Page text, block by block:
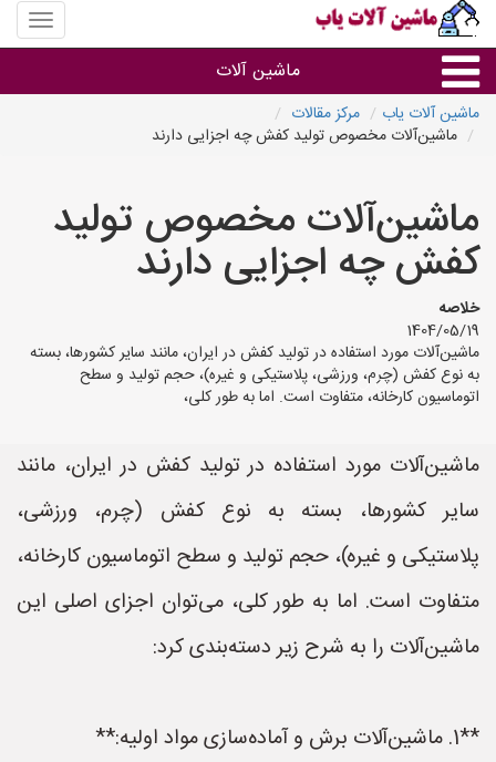
منوی
سایت
آلات
ماشین آلات
ماشین آلات
سایر گروه ها
ماشین آلات
ماشین آلات یاب
مرکز مقالات
ماشین‌آلات مخصوص تولید کفش چه اجزایی دارند
ماشین‌آلات مخصوص تولید
کفش چه اجزایی دارند
خلاصه
1404/05/19
ماشین‌آلات مورد استفاده در تولید کفش در ایران، مانند سایر کشورها، بسته
به نوع کفش (چرم، ورزشی، پلاستیکی و غیره)، حجم تولید و سطح
اتوماسیون کارخانه، متفاوت است. اما به طور کلی،
ماشین‌آلات مورد استفاده در تولید کفش در ایران، مانند
سایر کشورها، بسته به نوع کفش (چرم، ورزشی،
پلاستیکی و غیره)، حجم تولید و سطح اتوماسیون کارخانه،
متفاوت است. اما به طور کلی، می‌توان اجزای اصلی این
ماشین‌آلات را به شرح زیر دسته‌بندی کرد:
**1. ماشین‌آلات برش و آماده‌سازی مواد اولیه:**